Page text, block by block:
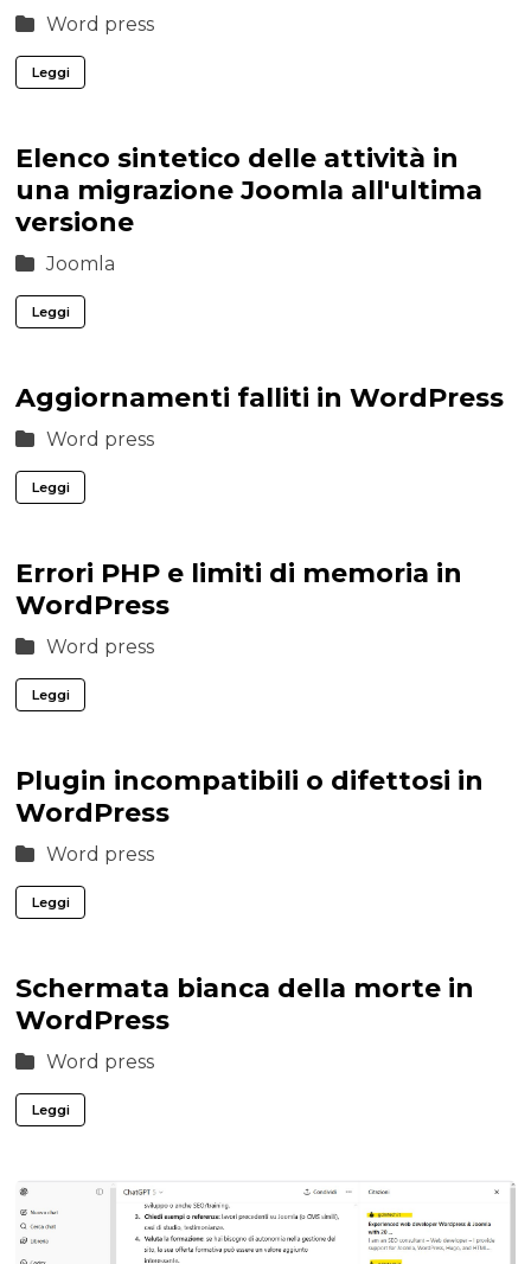
Word press
Leggi
Elenco sintetico delle attività in
una migrazione Joomla all'ultima
versione
Joomla
Leggi
Aggiornamenti falliti in WordPress
Word press
Leggi
Errori PHP e limiti di memoria in
WordPress
Word press
Leggi
Plugin incompatibili o difettosi in
WordPress
Word press
Leggi
Schermata bianca della morte in
WordPress
Word press
Leggi